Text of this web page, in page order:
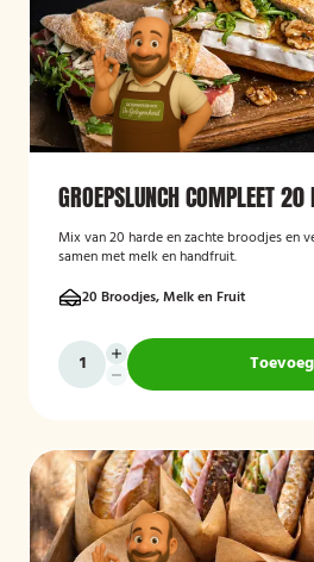
GROEPSLUNCH COMPLEET 20
Mix van 20 harde en zachte broodjes en
samen met melk en handfruit.
20 Broodjes, Melk en Fruit